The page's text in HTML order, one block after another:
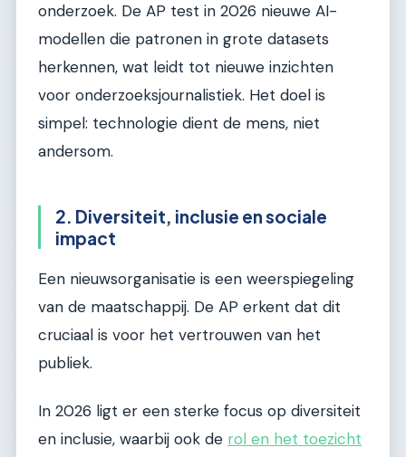
onderzoek. De AP test in 2026 nieuwe AI-
modellen die patronen in grote datasets
herkennen, wat leidt tot nieuwe inzichten
voor onderzoeksjournalistiek. Het doel is
simpel: technologie dient de mens, niet
andersom.
2. Diversiteit, inclusie en sociale
impact
Een nieuwsorganisatie is een weerspiegeling
van de maatschappij. De AP erkent dat dit
cruciaal is voor het vertrouwen van het
publiek.
In 2026 ligt er een sterke focus op diversiteit
en inclusie, waarbij ook de rol en het toezicht